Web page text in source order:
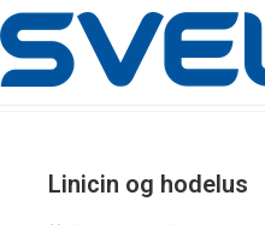
Linicin og hodelus